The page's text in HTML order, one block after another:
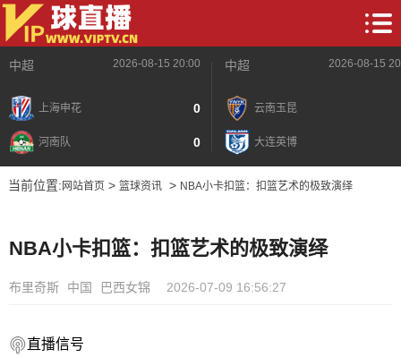
中超 2026-08-15 20:00
上海申花 0
河南队 0
中超 2026-08-15
云南玉昆
大连英博
当前位置: 网站首页> 篮球资讯> NBA小卡扣篮：扣篮艺术的极致演绎
NBA小卡扣篮：扣篮艺术的极致演绎
布里奇斯 中国 巴西女锦 2026-07-09 16:56:27
直播信号